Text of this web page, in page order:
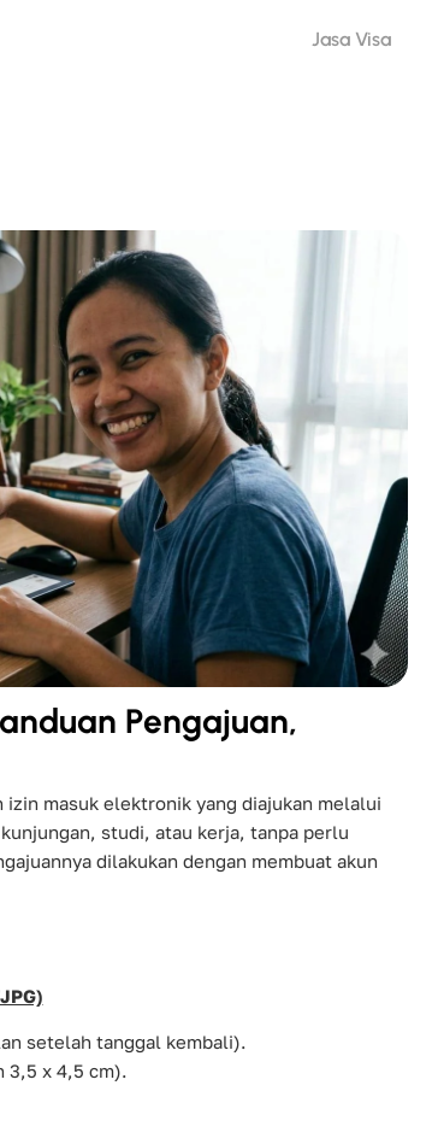
Jasa Visa
Pengajuan,
masuk elektronik yang diajukan melalui
studi, atau kerja, tanpa perlu
dilakukan dengan membuat akun
setelah tanggal kembali).
3,5 x 4,5 cm).